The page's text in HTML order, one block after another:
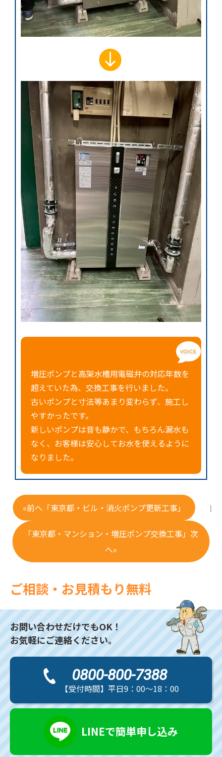
増圧ポンプと高架水槽用電磁弁の対応年数を
超えていた為、交換工事を行いました。
古いポンプと寸法等あまり変わらず、施工し
やすかったです。
新しいポンプは音も静かで、もちろん漏水も
なく、お客様は安心してお水を使えるように
なりました。
«前へ「東京都・ビル・消火ポンプ更新工事」 ｜
「東京都・マンション・増圧ポンプ交換工事」次
へ»
ご相談・お見積もり無料
お問い合わせだけでもOK！
お気軽にご連絡ください。
0800-800-7388
【受付時間】平日9：00～18：00
LINEで簡単申し込み